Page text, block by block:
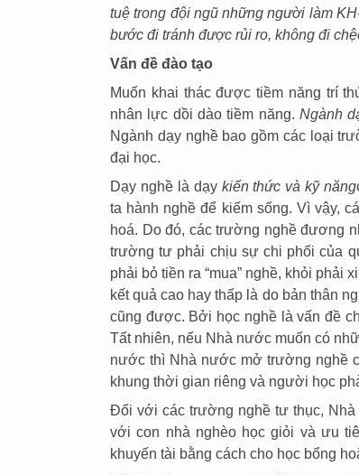
tuệ trong đội ngũ những người làm
bước đi tránh được rủi ro, không đi
Vấn đề đào tạo
Muốn khai thác được tiềm năng trí
nhân lực dồi dào tiềm năng.Ngành
Ngành dạy nghề bao gồm các loại
đại học.
Dạy nghề là dạy kiến thức và kỹ năng
ta hành nghề để kiếm sống. Vì vậy,
hoá. Do đó, các trường nghề đương
trường tư phải chịu sự chi phối của
phải bỏ tiền ra “mua” nghề, khỏi phải
kết quả cao hay thấp là do bản thân
cũng được. Bởi học nghề là vấn đề
Tất nhiên, nếu Nhà nước muốn có
nước thì Nhà nước mở trường nghề
khung thời gian riêng và người học
Đối với các trường nghề tư thục,
với con nhà nghèo học giỏi và ưu
khuyến tài bằng cách cho học bổng